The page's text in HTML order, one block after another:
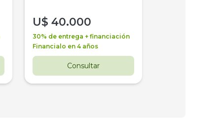
U$ 40.000
30% de entrega + financiación
Financialo en 4 años
Consultar